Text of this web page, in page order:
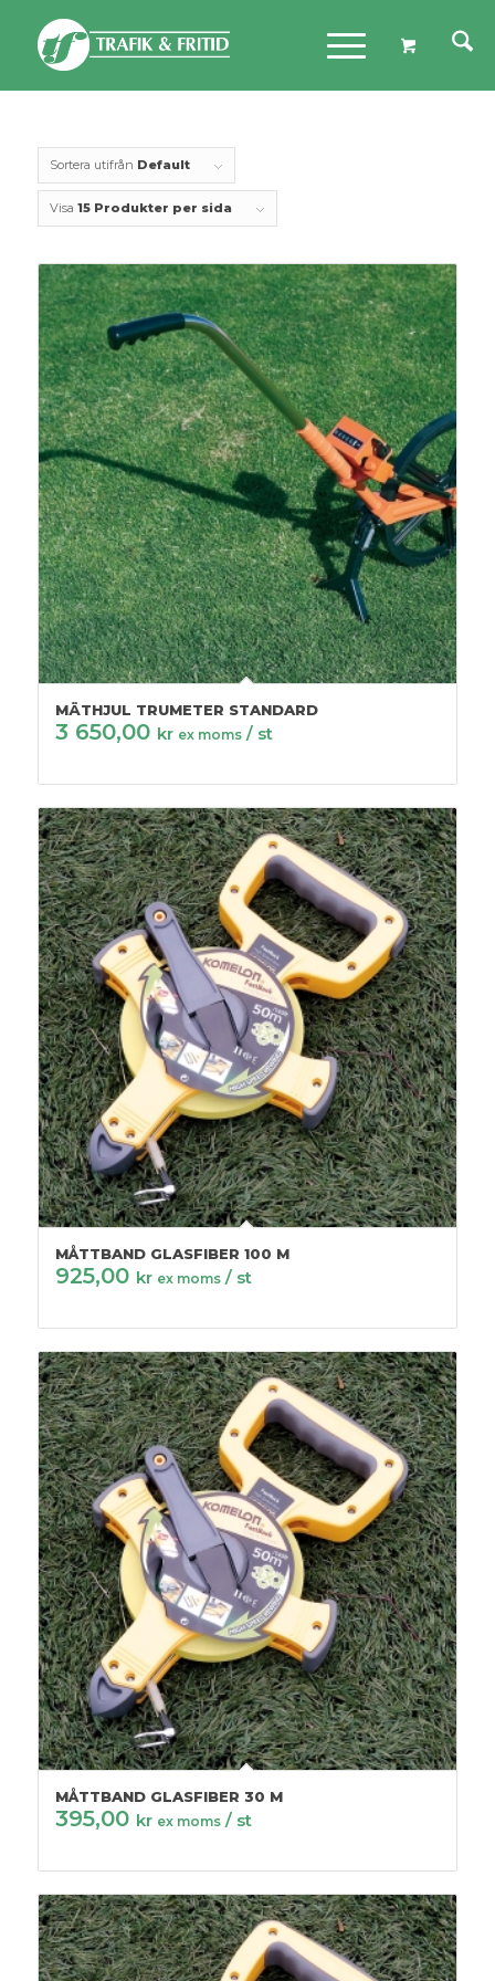
Sortera utifrån Default
Visa 15 Produkter per sida
MÄTHJUL TRUMETER STANDARD
3 650,00 kr ex moms / st
MÅTTBAND GLASFIBER 100 M
925,00 kr ex moms / st
MÅTTBAND GLASFIBER 30 M
395,00 kr ex moms / st